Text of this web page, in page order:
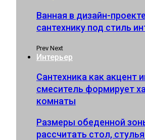
Ванная в дизайн-
сантехнику под стиль
Prev Next
Интерьер
Сантехника как акцент
смеситель формирует
комнаты
Размеры обеденной
рассчитать стол,